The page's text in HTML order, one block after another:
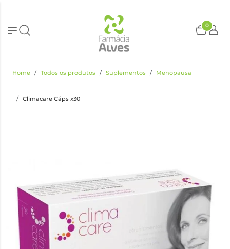
0
Home Todos os produtos Suplementos Menopausa
Climacare Cáps x30